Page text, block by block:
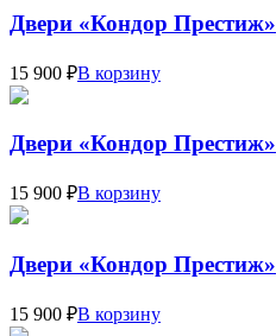
Двери «Кондор Престиж»
15 900 ₽В корзину
Двери «Кондор Престиж»
15 900 ₽В корзину
Двери «Кондор Престиж»
15 900 ₽В корзину